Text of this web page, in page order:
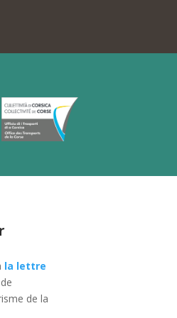
la lettre
de
de la